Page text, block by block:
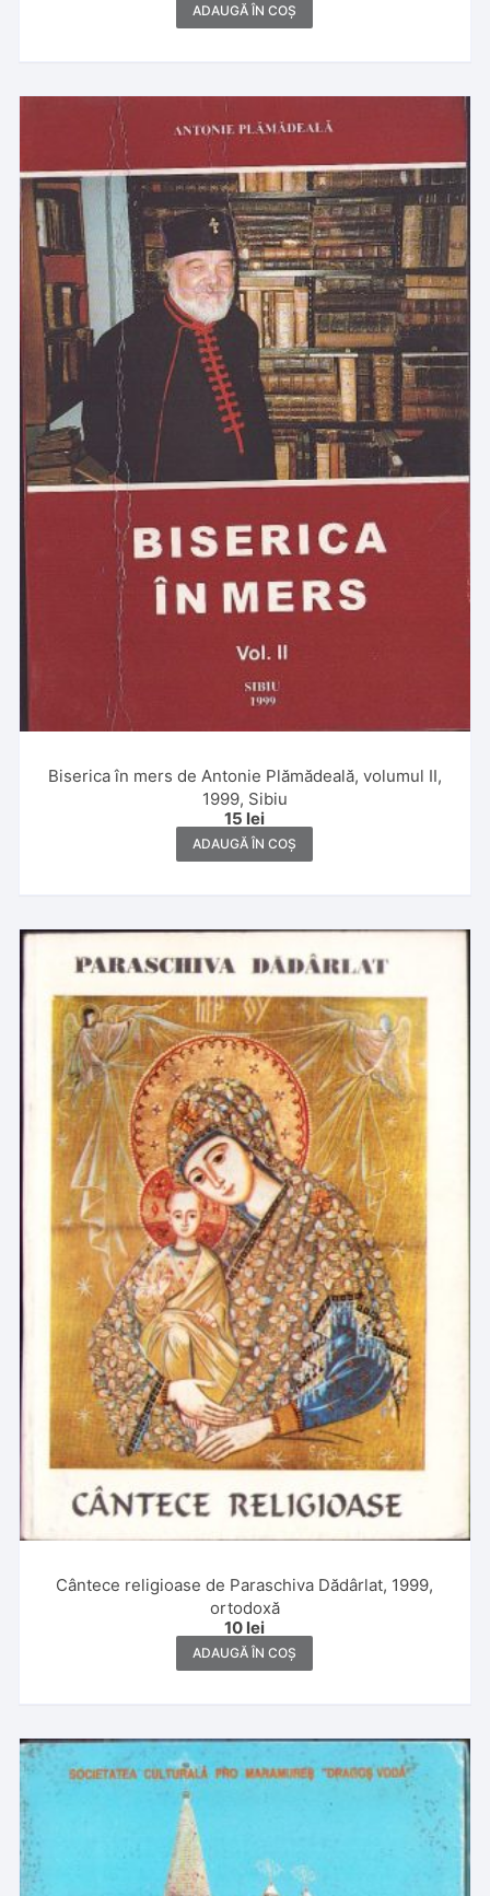
ADAUGĂ ÎN COȘ
Biserica în mers de Antonie Plămădeală, volumul II,
1999, Sibiu
15 lei
ADAUGĂ ÎN COȘ
Cântece religioase de Paraschiva Dădârlat, 1999,
ortodoxă
10 lei
ADAUGĂ ÎN COȘ